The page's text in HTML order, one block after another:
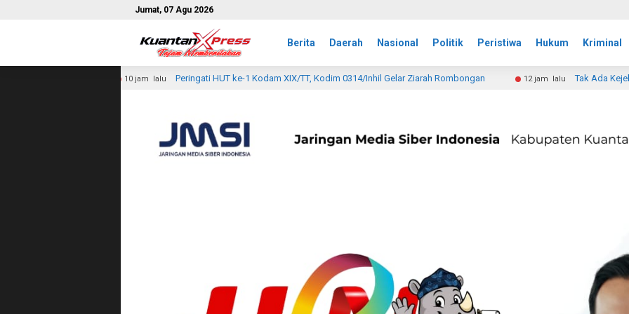
Jumat, 07 Agu 2026
Berita Daerah Nasional Politik Peristiwa Hukum Kriminal
Peringati HUT ke-1 Kodam XIX/TT, Kodim 0314/Inhil Gelar Ziarah Rombongan 12 jam lalu Tak Ada Kejelasan, Ahli Waris Minta